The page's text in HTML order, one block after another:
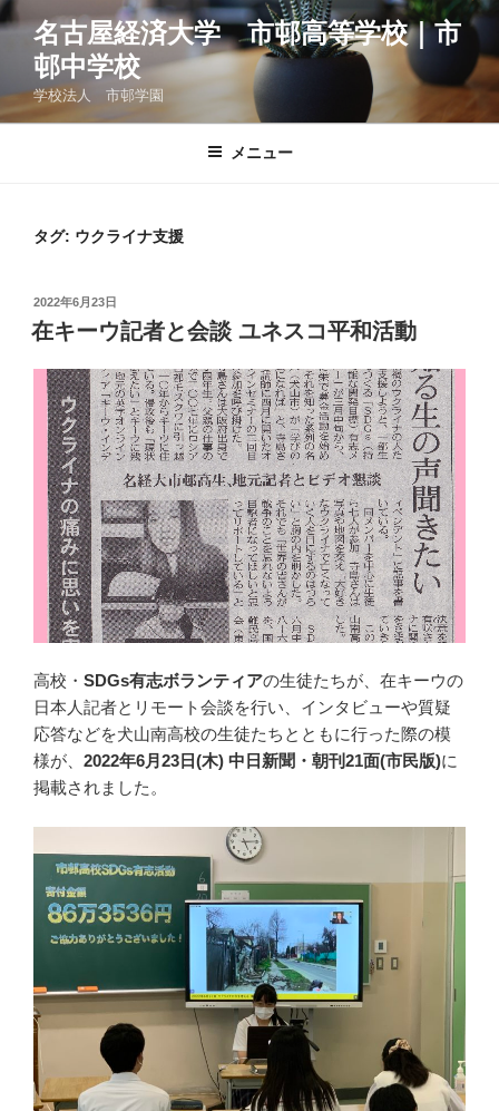
コ
ン
ツ
名古屋経済大学 市邨高等学校｜市
邨中学校
学校法人 市邨学園
メニュー
タグ: ウクライナ支援
投
稿
日:
2022年6月23日
在キーウ記者と会談 ユネスコ平和活動
高校・ SDGs有志ボランティアの生徒たちが、在キーウの
日本人記者とリモート会談を行い、インタビューや質疑
応答などを犬山南高校の生徒たちとともに行った際の模
様が、 2022年6月23日(木) 中日新聞・朝刊21面(市民版)に
掲載されました。